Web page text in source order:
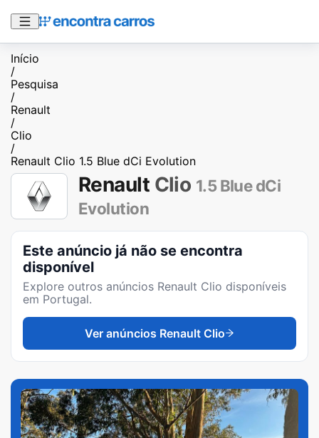
Início
/
Pesquisa
/
Renault
/
Clio
/
Renault Clio 1.5 Blue dCi Evolution
Renault Clio 1.5 Blue dCi
Evolution
Este anúncio já não se encontra
disponível
Explore outros anúncios Renault Clio disponíveis
em Portugal.
Ver anúncios Renault Clio